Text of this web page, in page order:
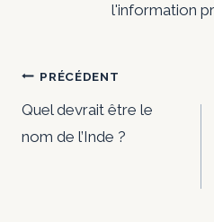
l'information
Navigation
de
PRÉCÉDENT
Quel devrait être le
nom de l’Inde ?